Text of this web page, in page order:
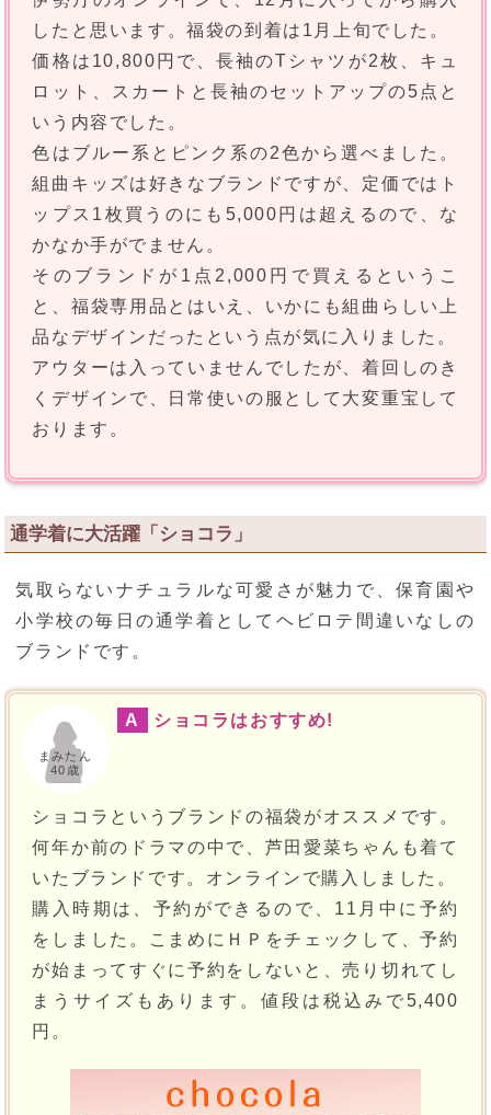
したと思います。福袋の到着は1月上旬でした。
価格は10,800円で、長袖のTシャツが2枚、キュ
ロット、スカートと長袖のセットアップの5点と
いう内容でした。
色はブルー系とピンク系の2色から選べました。
組曲キッズは好きなブランドですが、定価ではト
ップス1枚買うのにも5,000円は超えるので、な
かなか手がでません。
そのブランドが1点2,000円で買えるというこ
と、福袋専用品とはいえ、いかにも組曲らしい上
品なデザインだったという点が気に入りました。
アウターは入っていませんでしたが、着回しのき
くデザインで、日常使いの服として大変重宝して
おります。
通学着に大活躍「ショコラ」
気取らないナチュラルな可愛さが魅力で、保育園や
小学校の毎日の通学着としてヘビロテ間違いなしの
ブランドです。
まみたん
40歳
A ショコラはおすすめ!
ショコラというブランドの福袋がオススメです。
何年か前のドラマの中で、芦田愛菜ちゃんも着て
いたブランドです。オンラインで購入しました。
購入時期は、予約ができるので、11月中に予約
をしました。こまめにＨＰをチェックして、予約
が始まってすぐに予約をしないと、売り切れてし
まうサイズもあります。値段は税込みで5,400
円。